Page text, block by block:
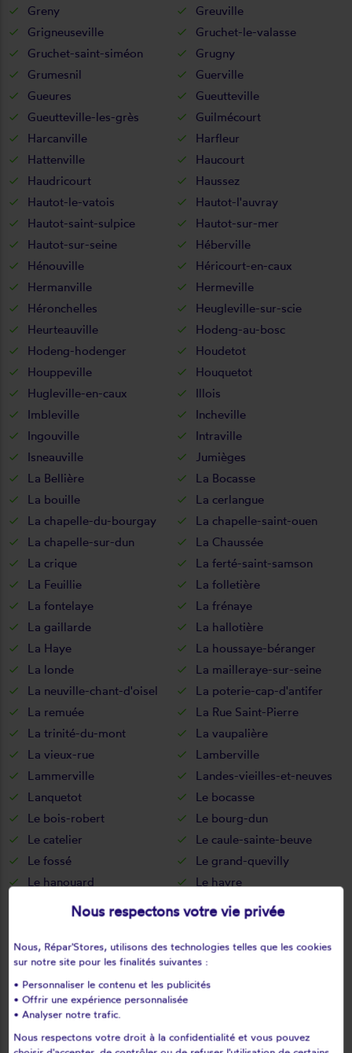
Greny
Greuville
Grigneuseville
Gruchet-le-valasse
Gruchet-saint-siméon
Grugny
Grumesnil
Guerville
Gueures
Gueutteville
Gueutteville-les-grès
Guilmécourt
Harcanville
Harfleur
Hattenville
Haucourt
Haudricourt
Haussez
Hautot-le-vatois
Hautot-l'auvray
Hautot-saint-sulpice
Hautot-sur-mer
Hautot-sur-seine
Héberville
Hénouville
Héricourt-en-caux
Hermanville
Hermeville
Héronchelles
Heugleville-sur-scie
Heurteauville
Hodeng-au-bosc
Hodeng-hodenger
Houdetot
Houppeville
Houquetot
Hugleville-en-caux
Illois
Imbleville
Incheville
Ingouville
Intraville
Isneauville
Jumièges
La Bellière
La Bocasse
La bouille
La cerlangue
La chapelle-du-bourgay
La chapelle-saint-ouen
La chapelle-sur-dun
La Chaussée
La crique
La ferté-saint-samson
La Feuillie
La folletière
La fontelaye
La frénaye
La gaillarde
La hallotière
La Haye
La houssaye-béranger
La londe
La mailleraye-sur-seine
La neuville-chant-d'oisel
La poterie-cap-d'antifer
La remuée
La Rue Saint-Pierre
La trinité-du-mont
La vaupalière
La vieux-rue
Lamberville
Lammerville
Landes-vieilles-et-neuves
Lanquetot
Le bocasse
Le bois-robert
Le bourg-dun
Le catelier
Le caule-sainte-beuve
Le fossé
Le grand-quevilly
Le hanouard
Le havre
Le héron
Le houlme
Le mesnil-esnard
Le mesnil-lieubray
Le mesnil-réaume
Le mesnil-sous-jumièges
Le petit-quevilly
Le thil-riberpré
Le tilleul
Le torp-mesnil
Le tréport
Les authieux-sur-le-port-
sai
Nous respectons votre vie privée
Nous, Répar'Stores, utilisons des technologies telles que les cookies
sur notre site pour les finalités suivantes :
• Personnaliser le contenu et les publicités
• Offrir une expérience personnalisée
• Analyser notre trafic.
Nous respectons votre droit à la confidentialité et vous pouvez